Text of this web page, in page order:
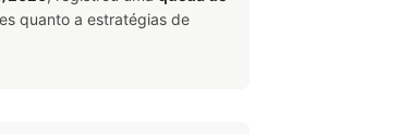
quanto a estratégias de